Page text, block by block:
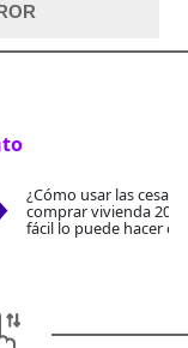
¿Cómo usar las
comprar vivienda
fácil lo puede hacer